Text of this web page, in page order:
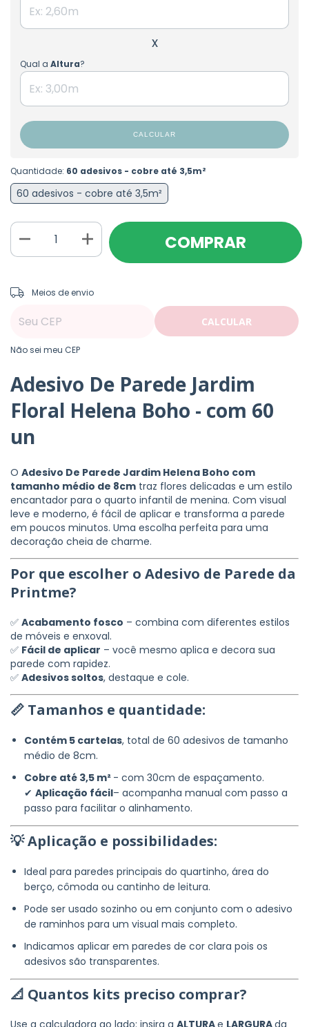
x
Qual a Altura?
CALCULAR
Quantidade: 60 adesivos - cobre até 3,5m²
60 adesivos - cobre até 3,5m²
Entregas para o CEP:
Meios de envio
CALCULAR
Não sei meu CEP
Adesivo De Parede Jardim
Floral Helena Boho - com 60
un
O Adesivo De Parede Jardim Helena Boho com
tamanho médio de 8cm traz flores delicadas e um estilo
encantador para o quarto infantil de menina. Com visual
leve e moderno, é fácil de aplicar e transforma a parede
em poucos minutos. Uma escolha perfeita para uma
decoração cheia de charme.
Por que escolher o Adesivo de Parede da
Printme?
✅ Acabamento fosco – combina com diferentes estilos
de móveis e enxoval.
✅ Fácil de aplicar – você mesmo aplica e decora sua
parede com rapidez.
✅ Adesivos soltos, destaque e cole.
📏 Tamanhos e quantidade:
Contém 5 cartelas, total de 60 adesivos de tamanho
médio de 8cm.
Cobre até 3,5 m² - com 30cm de espaçamento.
✔ Aplicação fácil– acompanha manual com passo a
passo para facilitar o alinhamento.
💡 Aplicação e possibilidades:
Ideal para paredes principais do quartinho, área do
berço, cômoda ou cantinho de leitura.
Pode ser usado sozinho ou em conjunto com o adesivo
de raminhos para um visual mais completo.
Indicamos aplicar em paredes de cor clara pois os
adesivos são transparentes.
📐 Quantos kits preciso comprar?